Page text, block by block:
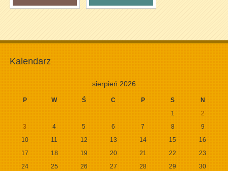
Kalendarz
sierpień 2026
P W Ś C P S N
1
2
3
4 5 6 7 8
9
10
11 12 13 14 15
16
17
18 19 20 21 22
23
24
25 26 27 28 29
30